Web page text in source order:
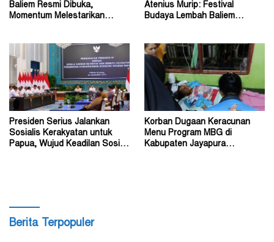
Baliem Resmi Dibuka,
Momentum Melestarikan
Atenius Murip: Festival
Budaya Lembah Baliem
Presiden Serius Jalankan
Sosialis Kerakyatan untuk
Papua, Wujud Keadilan Sosial
Korban Dugaan Keracunan
Menu Program MBG di
Kabupaten Jayapura
Berita Terpopuler